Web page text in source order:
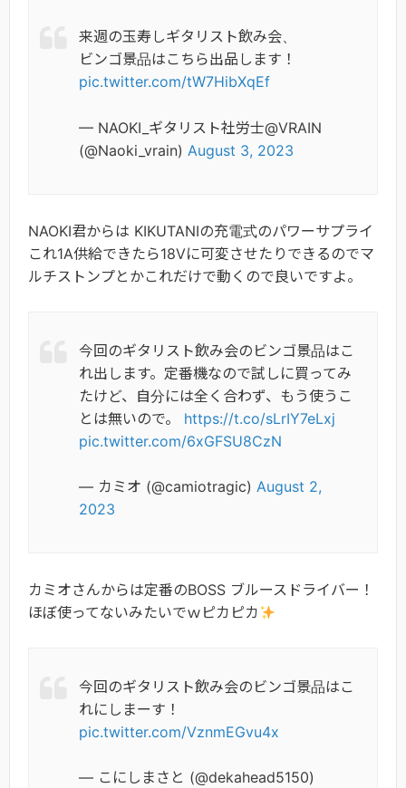
来週の玉寿しギタリスト飲み会、
ビンゴ景品はこちら出品します！
pic.twitter.com/tW7HibXqEf
— NAOKI_ギタリスト社労士@VRAIN
(@Naoki_vrain) August 3, 2023
NAOKI君からは KIKUTANIの充電式のパワーサプライ
これ1A供給できたら18Vに可変させたりできるのでマ
ルチストンプとかこれだけで動くので良いですよ。
今回のギタリスト飲み会のビンゴ景品はこ
れ出します。定番機なので試しに買ってみ
たけど、自分には全く合わず、もう使うこ
とは無いので。 https://t.co/sLrIY7eLxj
pic.twitter.com/6xGFSU8CzN
— カミオ (@camiotragic) August 2,
2023
カミオさんからは定番のBOSS ブルースドライバー！
ほぼ使ってないみたいでｗピカピカ
今回のギタリスト飲み会のビンゴ景品はこ
れにしまーす！
pic.twitter.com/VznmEGvu4x
— こにしまさと (@dekahead5150)